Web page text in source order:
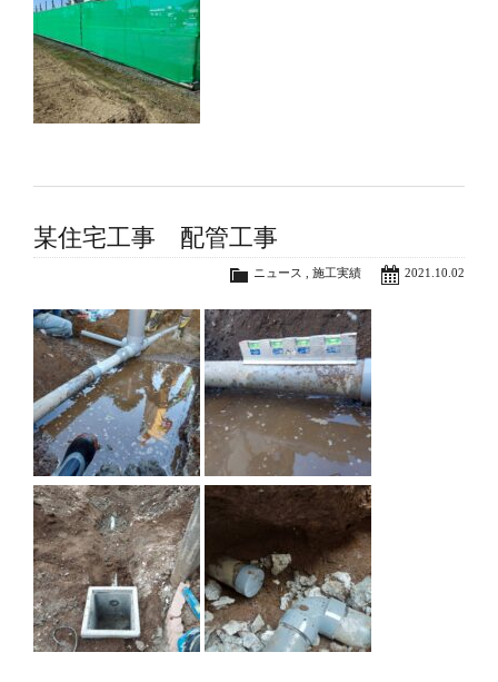
某住宅工事 配管工事
2021.10.02
ニュース 施工実績